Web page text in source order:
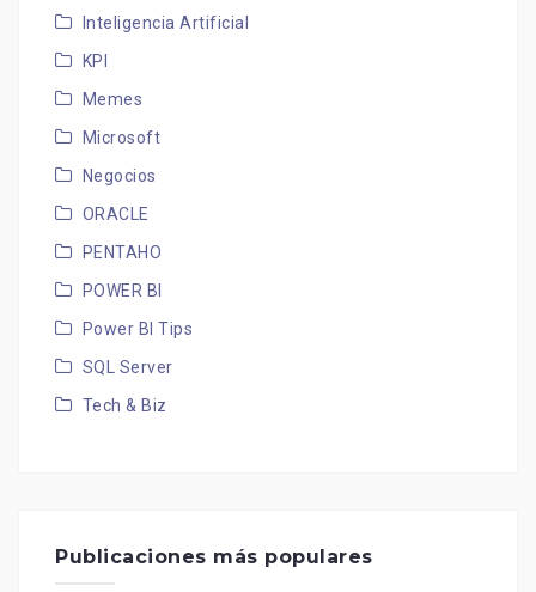
Inteligencia Artificial
KPI
Memes
Microsoft
Negocios
ORACLE
PENTAHO
POWER BI
Power BI Tips
SQL Server
Tech & Biz
Publicaciones más populares